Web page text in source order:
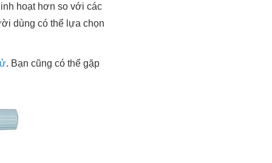
hoạt hơn so với các
dùng có thể lựa chọn
. Bạn cũng có thể gặp